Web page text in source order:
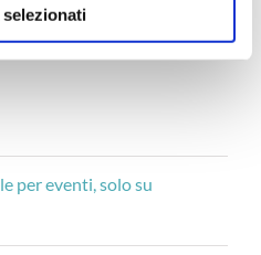
per eventi, solo su